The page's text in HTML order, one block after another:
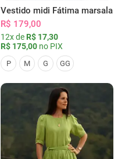
Vestido midi Fátima marsala
R$ 179,00
12x de R$ 17,30
R$ 175,00 no PIX
P M G GG